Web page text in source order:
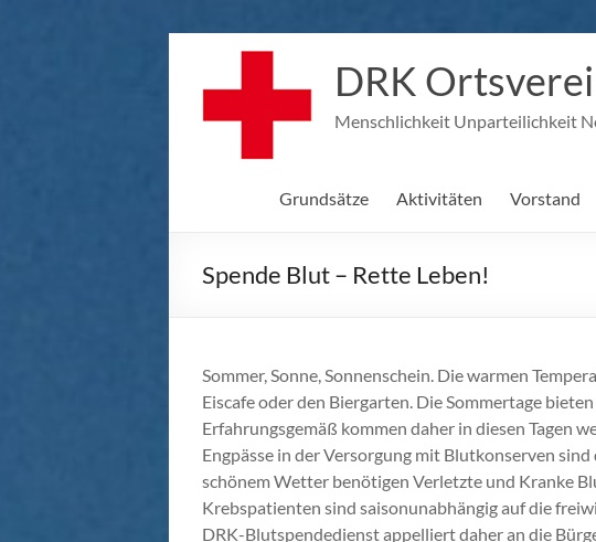
springen
DRK
Menschlichkeit Unparteilichkeit
Grundsätze Aktivitäten Vorstand
Spende Blut – Rette Leben!
Sommer, Sonne, Sonnenschein. Die warmen
Eiscafe oder den Biergarten. Die Sommertage
Erfahrungsgemäß kommen daher in diesen Tagen
Engpässe in der Versorgung mit Blutkonserven
schönem Wetter benötigen Verletzte und Kranke
Krebspatienten sind saisonunabhängig auf die
DRK-Blutspendedienst appelliert daher an die